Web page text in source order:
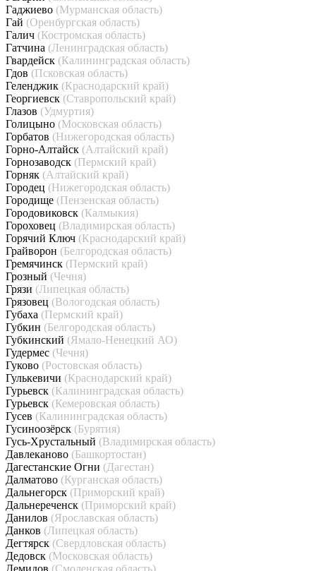
Гаджиево (Мурманская область)
Гай (Оренбургская область)
Галич (Костромская область)
Гатчина (Ленинградская область)
Гвардейск (Калининградская область)
Гдов (Псковская область)
Геленджик (Краснодарский край)
Георгиевск (Ставропольский край)
Глазов (Удмуртия)
Голицыно (Московская область)
Горбатов (Нижегородская область)
Горно-Алтайск (Алтайский край)
Горнозаводск (Пермский край)
Горняк (Алтайский край)
Городец (Нижегородская область)
Городище (Пензенская область)
Городовиковск (Калмыкия)
Гороховец (Владимирская область)
Горячий Ключ (Краснодарский край)
Грайворон (Белгородская область)
Гремячинск (Пермский край)
Грозный (Чечня)
Грязи (Липецкая область)
Грязовец (Вологодская область)
Губаха (Пермский край)
Губкин (Белгородская область)
Губкинский (Ямало-Ненецкий АО)
Гудермес (Чечня)
Гуково (Ростовская область)
Гулькевичи (Краснодарский край)
Гурьевск (Калининградская область)
Гурьевск (Кемеровская область)
Гусев (Калининградская область)
Гусиноозёрск (Бурятия)
Гусь-Хрустальный (Владимирская область)
Давлеканово (Башкортостан)
Дагестанские Огни (Дагестан)
Далматово (Курганская область)
Дальнегорск (Приморский край)
Дальнереченск (Приморский край)
Данилов (Ярославская область)
Данков (Липецкая область)
Дегтярск (Свердловская область)
Дедовск (Московская область)